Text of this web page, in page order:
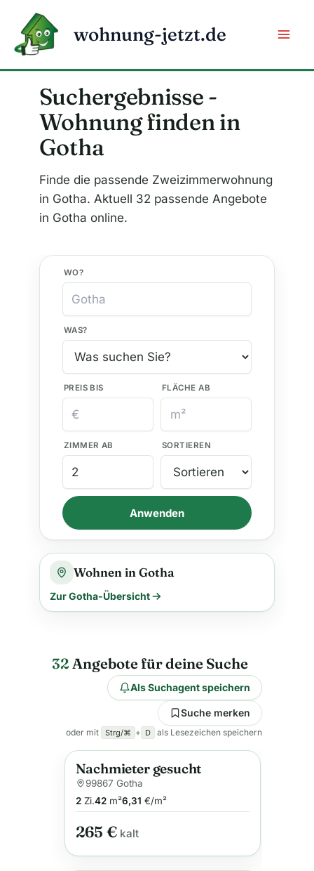
Inhalt
springen
wohnung-jetzt.de
Suchergebnisse -
Wohnung finden in
Gotha
Finde die passende Zweizimmerwohnung
in Gotha. Aktuell 32 passende Angebote
in Gotha online.
WO?
WAS?
PREIS BIS FLÄCHE AB
ZIMMER AB SORTIEREN
Anwenden
Wohnen in Gotha
Zur Gotha-Übersicht
32 Angebote für deine Suche
Als Suchagent speichern
Suche merken
oder mit Strg/⌘ + D als Lesezeichen speichern
Anzeige
Nachmieter gesucht
99867 Gotha
2Zi.42m²6,31 €/m²
265 €kalt